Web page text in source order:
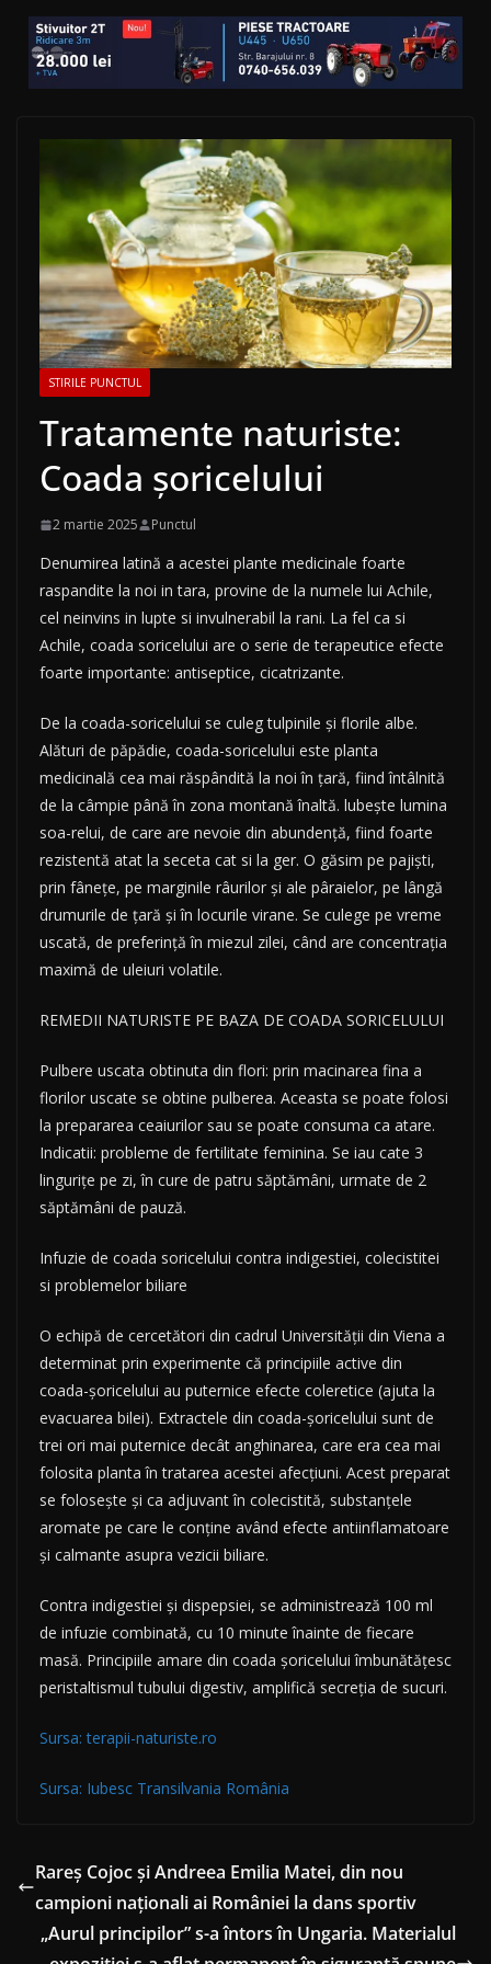
STIRILE PUNCTUL
Tratamente naturiste:
Coada șoricelului
2 martie 2025 Punctul
Denumirea latină a acestei plante medicinale foarte
raspandite la noi in tara, provine de la numele lui Achile,
cel neinvins in lupte si invulnerabil la rani. La fel ca si
Achile, coada soricelului are o serie de terapeutice efecte
foarte importante: antiseptice, cicatrizante.
De la coada-soricelului se culeg tulpinile şi florile albe.
Alături de păpădie, coada-soricelului este planta
medicinală cea mai răspândită la noi în țară, fiind întâlnită
de la câmpie până în zona montană înaltă. lubește lumina
soa-relui, de care are nevoie din abundență, fiind foarte
rezistentă atat la seceta cat si la ger. O găsim pe pajişti,
prin fânețe, pe marginile râurilor și ale pâraielor, pe lângă
drumurile de ţară și în locurile virane. Se culege pe vreme
uscată, de preferință în miezul zilei, când are concentraţia
maximă de uleiuri volatile.
REMEDII NATURISTE PE BAZA DE COADA SORICELULUI
Pulbere uscata obtinuta din flori: prin macinarea fina a
florilor uscate se obtine pulberea. Aceasta se poate folosi
la prepararea ceaiurilor sau se poate consuma ca atare.
Indicatii: probleme de fertilitate feminina. Se iau cate 3
linguriţe pe zi, în cure de patru săptămâni, urmate de 2
săptămâni de pauză.
Infuzie de coada soricelului contra indigestiei, colecistitei
si problemelor biliare
O echipă de cercetători din cadrul Universității din Viena a
determinat prin experimente că principiile active din
coada-şoricelului au puternice efecte coleretice (ajuta la
evacuarea bilei). Extractele din coada-şoricelului sunt de
trei ori mai puternice decât anghinarea, care era cea mai
folosita planta în tratarea acestei afecţiuni. Acest preparat
se folosește și ca adjuvant în colecistită, substanțele
aromate pe care le conţine având efecte antiinflamatoare
şi calmante asupra vezicii biliare.
Contra indigestiei şi dispepsiei, se administrează 100 ml
de infuzie combinată, cu 10 minute înainte de fiecare
masă. Principiile amare din coada şoricelului îmbunătăţesc
peristaltismul tubului digestiv, amplifică secreția de sucuri.
Sursa: terapii-naturiste.ro
Sursa: Iubesc Transilvania România
Rareș Cojoc și Andreea Emilia Matei, din nou
campioni naționali ai României la dans sportiv
„Aurul principilor” s-a întors în Ungaria. Materialul